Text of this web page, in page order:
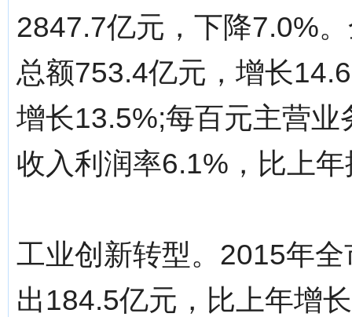
2847.7亿元，下降7.0%
总额753.4亿元，增长
增长13.5%;每百元主营
收入利润率6.1%，比上
工业创新转型。2015年
出184.5亿元，比上年增